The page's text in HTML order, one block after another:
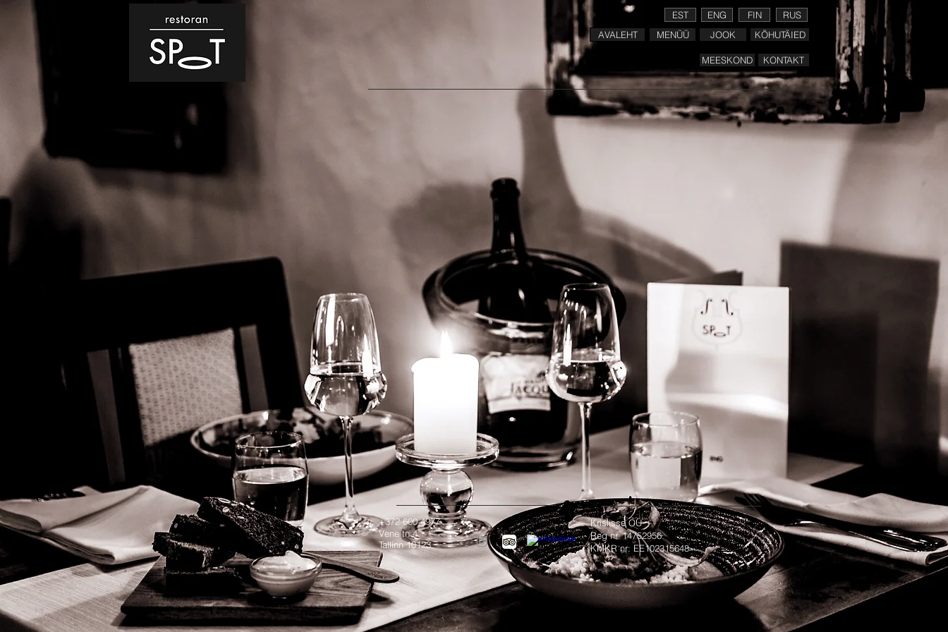
EST ENG FIN
RUS
AVALEHT
MENÜÜ JOOK KÕHUTÄIED
MEESKOND KONTAKT
+372 600 4977
Vene tn 4
Tallinn 10123
Krislisse OÜ
Reg nr. 14752956
KMKR nr: EE102315648